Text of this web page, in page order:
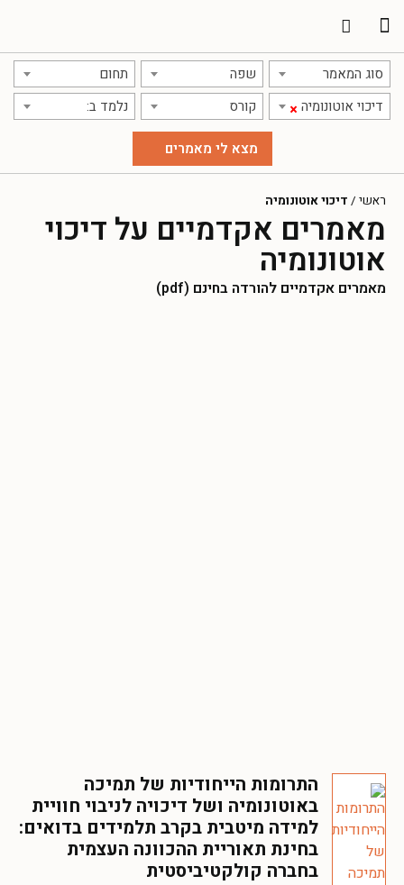
סוג המאמר שפה תחום
× דיכוי אוטונומיה קורס נלמד ב:
ראשי / דיכוי אוטונומיה
מאמרים אקדמיים על דיכוי
אוטונומיה
מאמרים אקדמיים להורדה בחינם (pdf)
התרומות הייחודיות של תמיכה
באוטונומיה ושל דיכויה לניבוי חוויית
למידה מיטבית בקרב תלמידים בדואים:
בחינת תאוריית ההכוונה העצמית
בחברה קולקטיביסטית